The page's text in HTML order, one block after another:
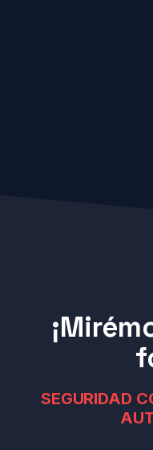
SEGURIDAD